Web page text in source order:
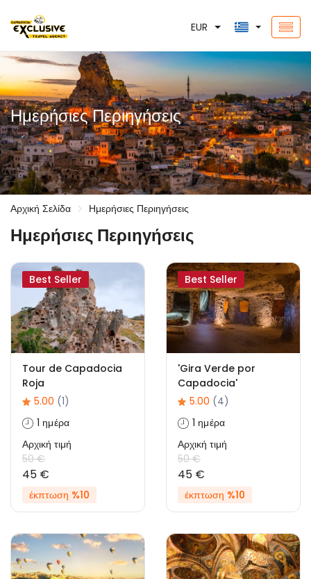
EUR
Ημερήσιες Περιηγήσεις
Αρχική Σελίδα Ημερήσιες Περιηγήσεις
Ημερήσιες Περιηγήσεις
Best Seller
Tour de Capadocia
Roja
5.00 (1)
1 ημέρα
Αρχική τιμή
50 €
45 €
έκπτωση %10
Best Seller
'Gira Verde por
Capadocia'
5.00 (4)
1 ημέρα
Αρχική τιμή
50 €
45 €
έκπτωση %10